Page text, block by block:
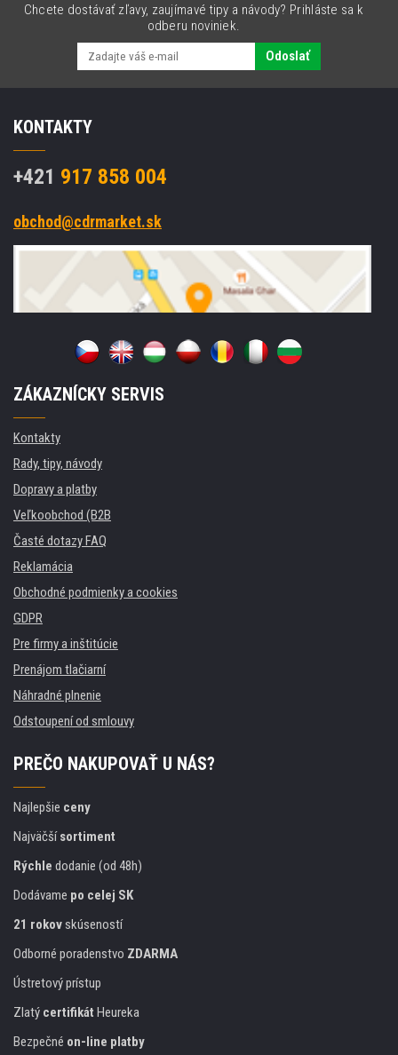
Chcete dostávať zľavy, zaujímavé tipy a návody? Prihláste sa k
odberu noviniek.
Odoslať
KONTAKTY
+421 917 858 004
obchod@cdrmarket.sk
ZÁKAZNÍCKY SERVIS
Kontakty
Rady, tipy, návody
Dopravy a platby
Veľkoobchod (B2B
Časté dotazy FAQ
Reklamácia
Obchodné podmienky a cookies
GDPR
Pre firmy a inštitúcie
Prenájom tlačiarní
Náhradné plnenie
Odstoupení od smlouvy
PREČO NAKUPOVAŤ U NÁS?
Najlepšie ceny
Najväčšísortiment
Rýchle dodanie (od 48h)
Dodávame po celej SK
21 rokovskúseností
Odborné poradenstvo ZDARMA
Ústretový prístup
Zlatý certifikát Heureka
Bezpečné on-line platby